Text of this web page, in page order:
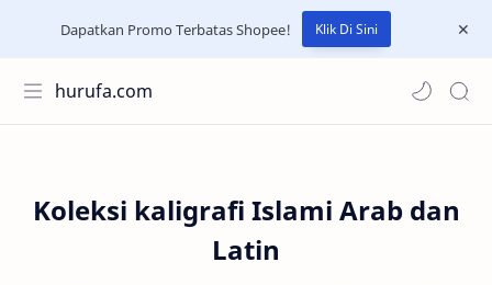
Dapatkan Promo Terbatas Shopee! Klik Di Sini
hurufa.com
Koleksi kaligrafi Islami Arab dan
Latin